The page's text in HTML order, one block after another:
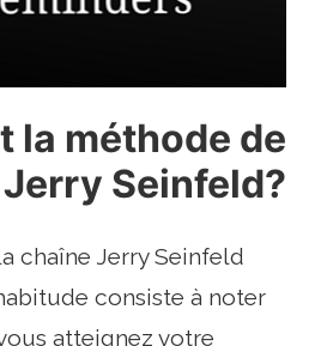
la méthode de
Seinfeld?
chaîne Jerry Seinfeld
consiste à noter
atteignez votre